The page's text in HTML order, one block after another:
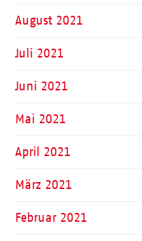
August 2021
Juli 2021
Juni 2021
Mai 2021
April 2021
März 2021
Februar 2021